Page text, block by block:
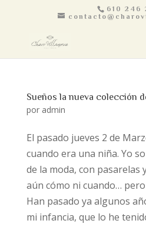
610 246
Sueños la nueva colección
por admin
El pasado jueves 2 de
cuando era una niña. Yo
de la moda, con pasarelas
aún cómo ni cuando…
Han pasado ya algunos
mi infancia, que lo he